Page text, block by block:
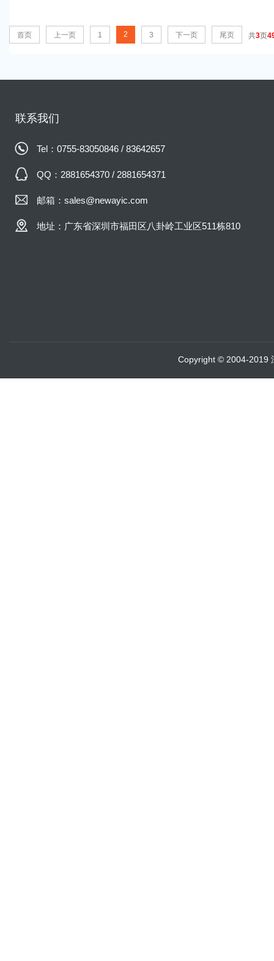
首页 上一页 1 2 3 下一页 尾页 共3页
联系我们
Tel：0755-83050846 / 83642657
QQ：2881654370 / 2881654371
邮箱：sales@newayic.com
地址：广东省深圳市福田区八卦岭工业区511栋810
Copyright © 2004-2019